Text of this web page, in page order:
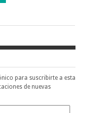
para suscribirte a esta
de nuevas